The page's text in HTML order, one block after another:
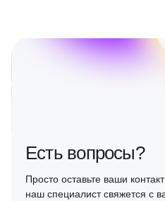
Есть вопросы?
Просто оставьте ваши
наш специалист свяжется с